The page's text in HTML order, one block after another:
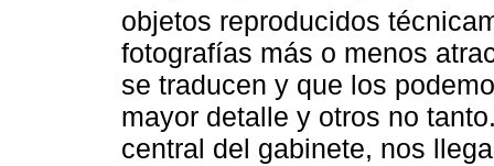
objetos reproducidos
fotografías más o menos
se traducen y que los
mayor detalle y otros no
central del gabinete, nos